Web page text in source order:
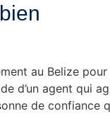
au Belize pour
d’un agent qui
de confiance